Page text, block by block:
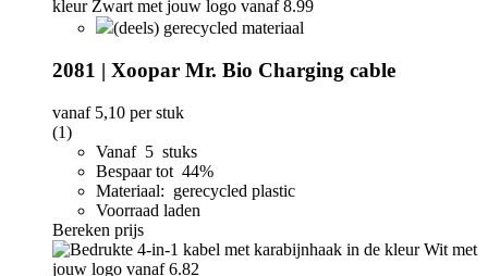
(deels) gerecycled materiaal
2081 | Xoopar Mr. Bio Charging cable
vanaf 5,10 per stuk
(1)
Vanaf 5 stuks
Bespaar tot 44%
Materiaal: gerecycled plastic
Voorraad laden
Bereken prijs